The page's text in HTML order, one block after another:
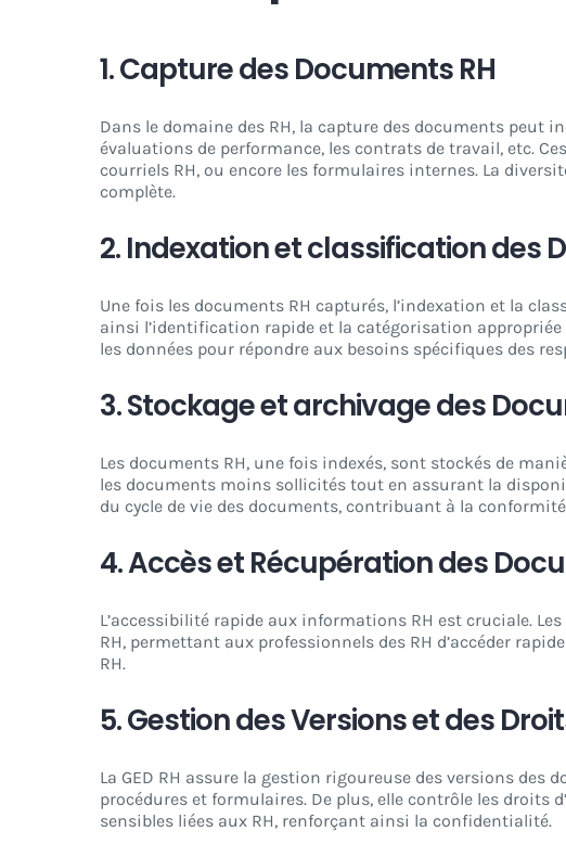
1. Capture des Documents RH
Dans le domaine des RH, la capture des documents peut
évaluations de performance, les contrats de travail, etc.
courriels RH, ou encore les formulaires internes. La
complète.
2. Indexation et classification des
Une fois les documents RH capturés, l’indexation et la
ainsi l’identification rapide et la catégorisation
les données pour répondre aux besoins spécifiques des
3. Stockage et archivage des
Les documents RH, une fois indexés, sont stockés de
les documents moins sollicités tout en assurant la
du cycle de vie des documents, contribuant à la
4. Accès et Récupération des
L’accessibilité rapide aux informations RH est cruciale.
RH, permettant aux professionnels des RH d’accéder
RH.
5. Gestion des Versions et des
La GED RH assure la gestion rigoureuse des versions
procédures et formulaires. De plus, elle contrôle les droits
sensibles liées aux RH, renforçant ainsi la confidentialité.